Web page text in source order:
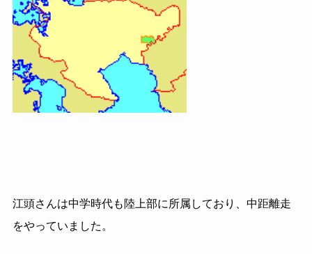
江頭さんは中学時代も陸上部に所属しており、中距離走
をやっていました。